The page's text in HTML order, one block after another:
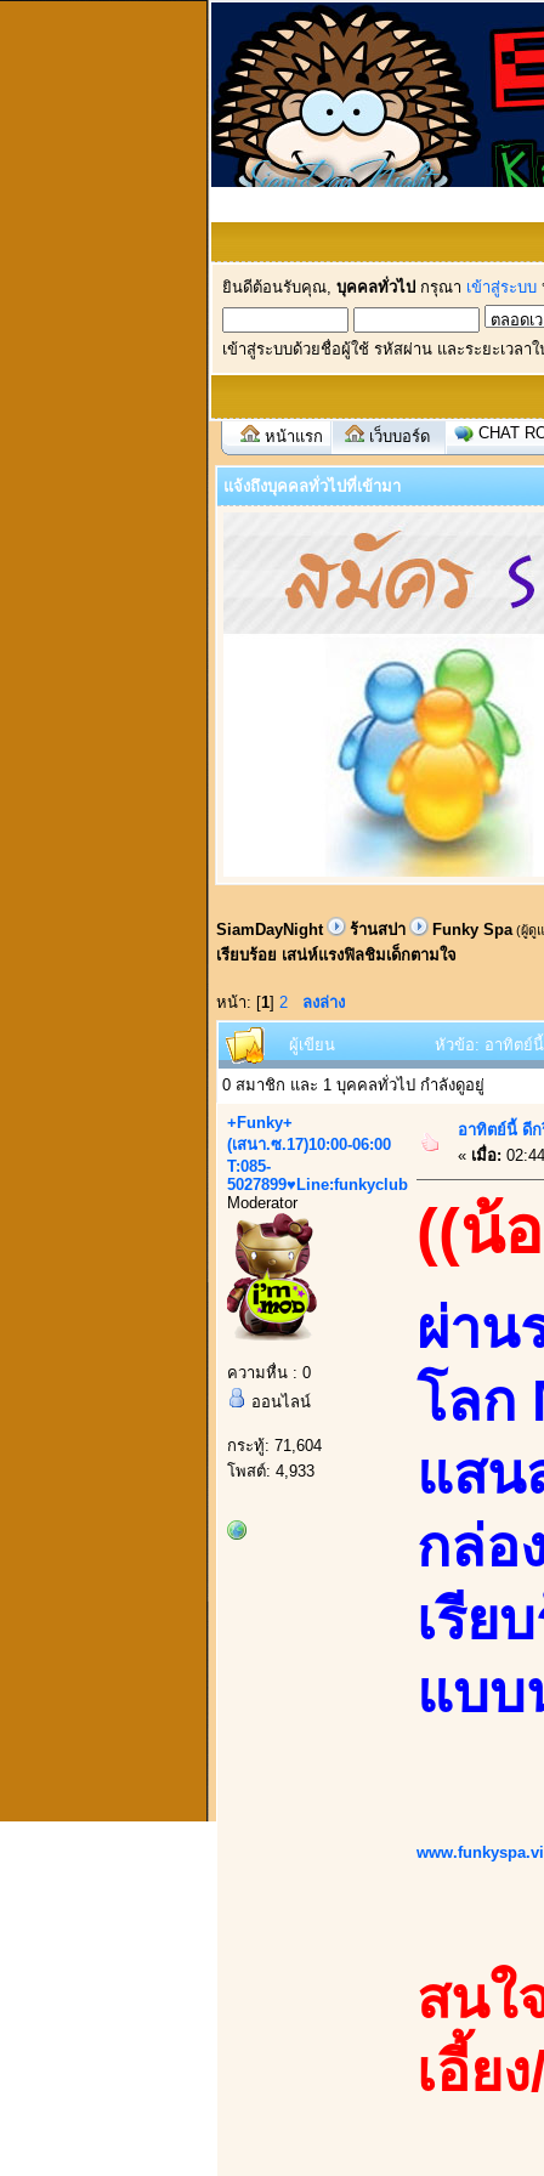
ยินดีต้อนรับคุณ, บุคคลทั่วไป กรุณา เข้าสู่ระบบ
เข้าสู่ระบบด้วยชื่อผู้ใช้ รหัสผ่าน และระยะเวลา
หน้าแรก เว็บบอร์ด CHAT
แจ้งถึงบุคคลทั่วไปที่เข้ามา
SiamDayNight ร้านสปา Funky Spa (ผู้ดู
เรียบร้อย เสน่ห์แรงฟิลชิมเด็กตามใจ
หน้า: [1] 2 ลงล่าง
ผู้เขียน หัวข้อ: อาทิตย์นี้
0 สมาชิก และ 1 บุคคลทั่วไป กำลังดูอยู่
+Funky+
(เสนา.ซ.17)10:00-06:00
T:085-
5027899♥Line:funkyclub
Moderator
ความหื่น : 0
ออนไลน์
กระทู้: 71,604
โพสต์: 4,933
อาทิตย์นี้ ดีก
« เมื่อ:
((น้
ผ่าน
โลก
แสน
กล่อ
เรีย
แบบ
สนใ
เอี้ย